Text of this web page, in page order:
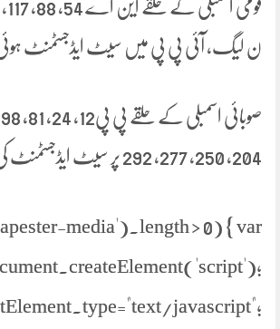
ن لیگ، آئی پی پی میں سیٹ ایڈجسٹمنٹ
204، 250، 277، 292 پر سیٹ ایڈجسٹمنٹ کی گئی ہے۔
media').length > 0) { var
javascript";